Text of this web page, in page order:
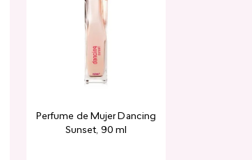
Perfume de Mujer Dancing
Sunset, 90 ml